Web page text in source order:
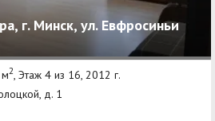
г. Минск, ул. Евфросиньи
2, Этаж 4 из 16, 2012 г.
д. 1